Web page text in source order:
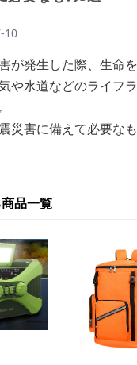
10
が発生した際、生命
や水道などのライフ
災害に備えて必要な
品一覧